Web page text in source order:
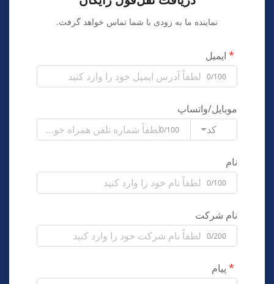
نماینده ما به زودی با شما تماس خواهد گرفت.
ایمیل
0/100
موبایل/واتساپ
کد
0/100
نام
0/100
نام شرکت
0/200
پیام